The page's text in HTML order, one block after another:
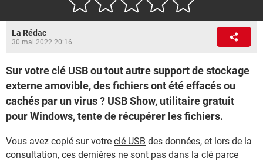
La Rédac
30 mai 2022 20:16
Sur votre clé USB ou tout autre support de stockage
externe amovible, des fichiers ont été effacés ou
cachés par un virus ? USB Show, utilitaire gratuit
pour Windows, tente de récupérer les fichiers.
Vous avez copié sur votre clé USB des données, et lors de la
consultation, ces dernières ne sont pas dans la clé parce